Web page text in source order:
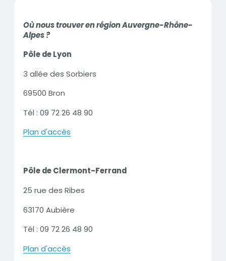
1ère
colonne
Où nous trouver en région Auvergne-Rhône-
Alpes ?
Pôle de Lyon
3 allée des Sorbiers
69500 Bron
Tél : 09 72 26 48 90
Plan d'accès
Pôle de Clermont-Ferrand
25 rue des Ribes
63170 Aubière
Tél : 09 72 26 48 90
Plan d'accès